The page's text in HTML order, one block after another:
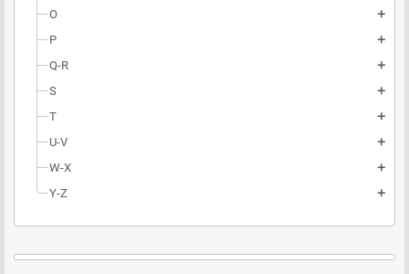
O add
P add
Q-R add
S add
T add
U-V add
W-X add
Y-Z add